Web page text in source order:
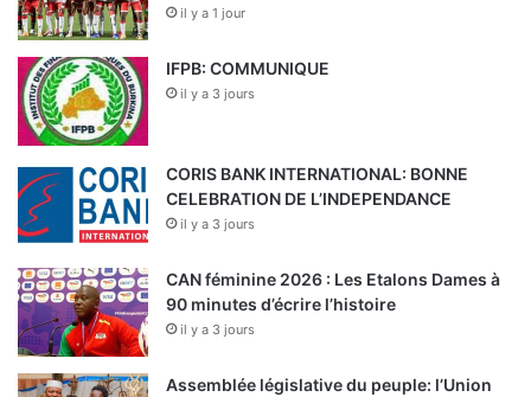
il y a 1 jour
IFPB: COMMUNIQUE
il y a 3 jours
CORIS BANK INTERNATIONAL: BONNE
CELEBRATION DE L’INDEPENDANCE
il y a 3 jours
CAN féminine 2026 : Les Etalons Dames à
90 minutes d’écrire l’histoire
il y a 3 jours
Assemblée législative du peuple: l’Union